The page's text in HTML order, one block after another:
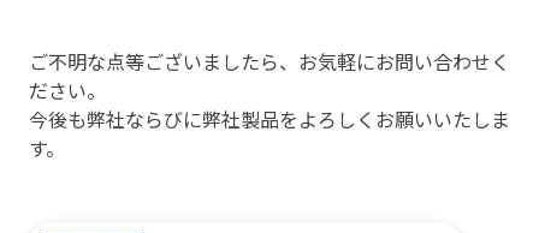
ご不明な点等ございましたら、お気軽にお問い合わせく
ださい。
今後も弊社ならびに弊社製品をよろしくお願いいたしま
す。